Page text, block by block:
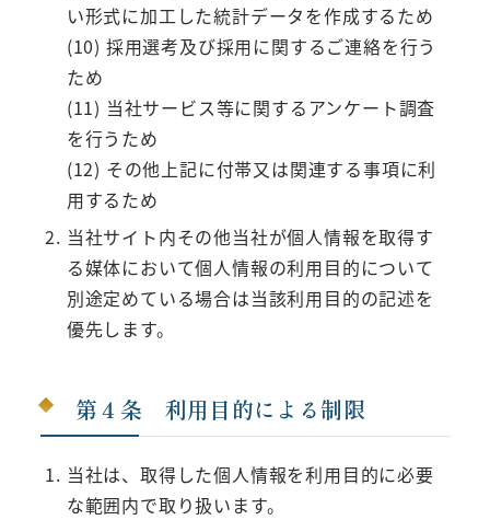
い形式に加工した統計データを作成するため
(10) 採用選考及び採用に関するご連絡を行う
ため
(11) 当社サービス等に関するアンケート調査
を行うため
(12) その他上記に付帯又は関連する事項に利
用するため
当社サイト内その他当社が個人情報を取得す
る媒体において個人情報の利用目的について
別途定めている場合は当該利用目的の記述を
優先します。
第４条 利用目的による制限
当社は、取得した個人情報を利用目的に必要
な範囲内で取り扱います。